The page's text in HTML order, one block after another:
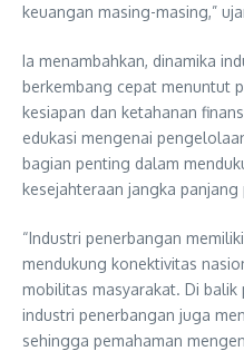
keuangan masing-masing,”
Ia menambahkan, dinamika
berkembang cepat menuntut
kesiapan dan ketahanan
edukasi mengenai
bagian penting dalam
kesejahteraan jangka
“Industri penerbangan
mendukung konektivitas
mobilitas masyarakat. Di balik
industri penerbangan juga
sehingga pemahaman